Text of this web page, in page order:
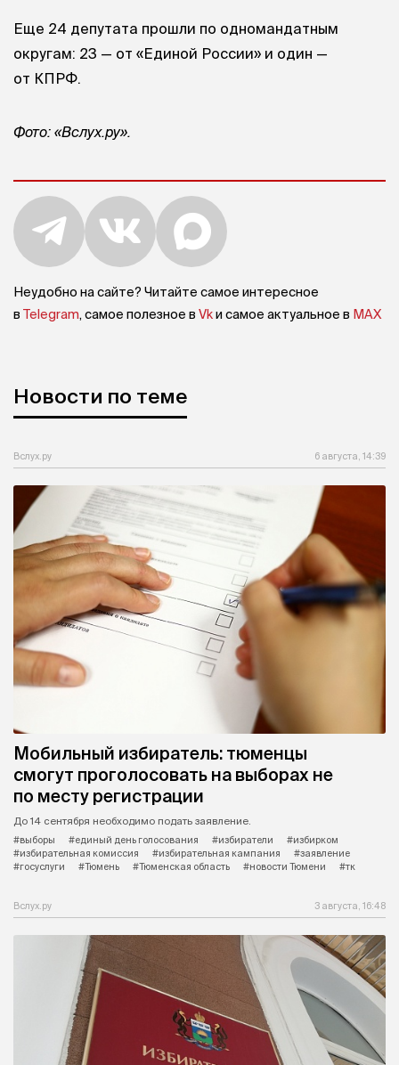
Еще 24 депутата прошли по одномандатным
округам: 23 — от «Единой России» и один —
от КПРФ.
Фото: «Вслух.ру».
Неудобно на сайте? Читайте самое интересное
в Telegram, самое полезное в Vkи самое актуальное в MAX
Новости по теме
Вслух.ру 6 августа, 14:39
Мобильный избиратель: тюменцы
смогут проголосовать на выборах не
по месту регистрации
До 14 сентября необходимо подать заявление.
#выборы
#единый день голосования #избиратели
#избирком
#избирательная комиссия
#избирательная кампания
#заявление
#госуслуги
#Тюмень #Тюменская область #новости Тюмени #тк
Вслух.ру 3 августа, 16:48